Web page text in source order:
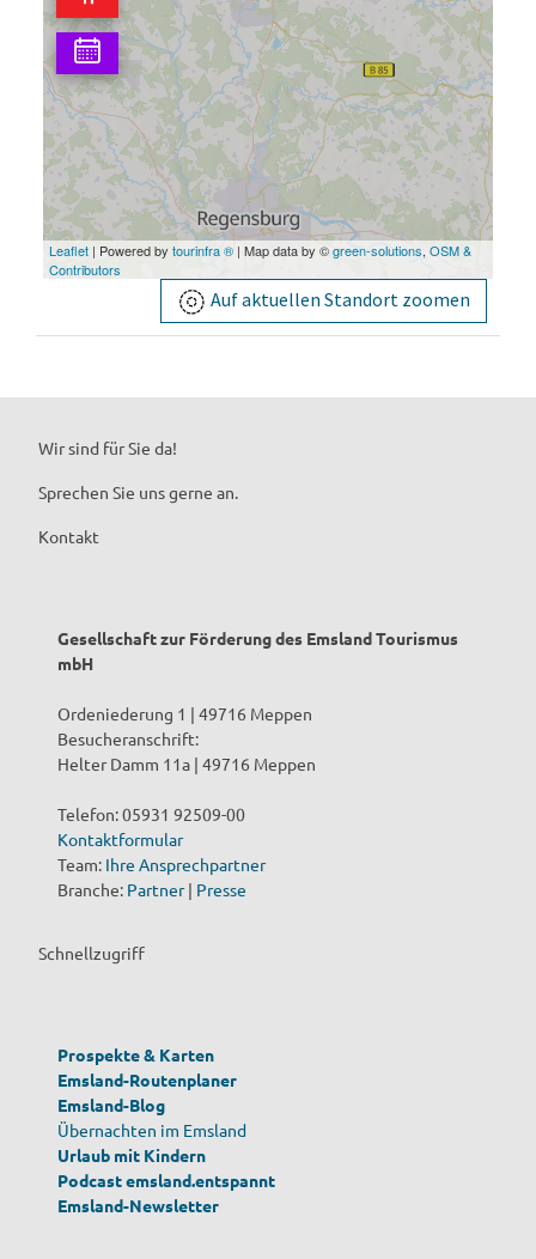
Leaflet | Powered by tourinfra ® | Map data by ©green-solutions, OSM &
Contributors
Auf aktuellen Standort zoomen
Wir sind für Sie da!
Sprechen Sie uns gerne an.
Kontakt
Gesellschaft zur Förderung des Emsland Tourismus
mbH
Ordeniederung 1 | 49716 Meppen
Besucheranschrift:
Helter Damm 11a | 49716 Meppen
Telefon: 05931 92509-00
Kontaktformular
Team: Ihre Ansprechpartner
Branche: Partner| Presse
Schnellzugriff
Prospekte & Karten
Emsland-Routenplaner
Emsland-Blog
Übernachten im Emsland
Urlaub mit Kindern
Podcast emsland.entspannt
Emsland-Newsletter